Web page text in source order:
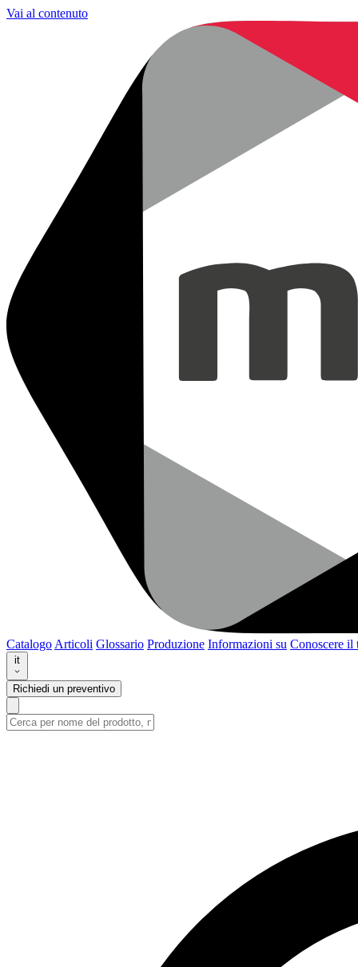
Vai al contenuto
Catalogo Articoli Glossario Produzione Informazioni su Conoscere il
it
Richiedi un preventivo